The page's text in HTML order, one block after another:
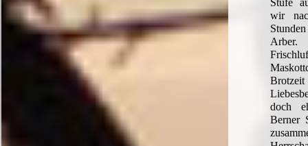
wir
doch
Berner